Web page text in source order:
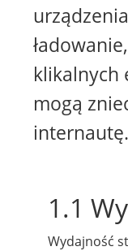
klikalnych
mogą
internautę.
1.1
Wydajność